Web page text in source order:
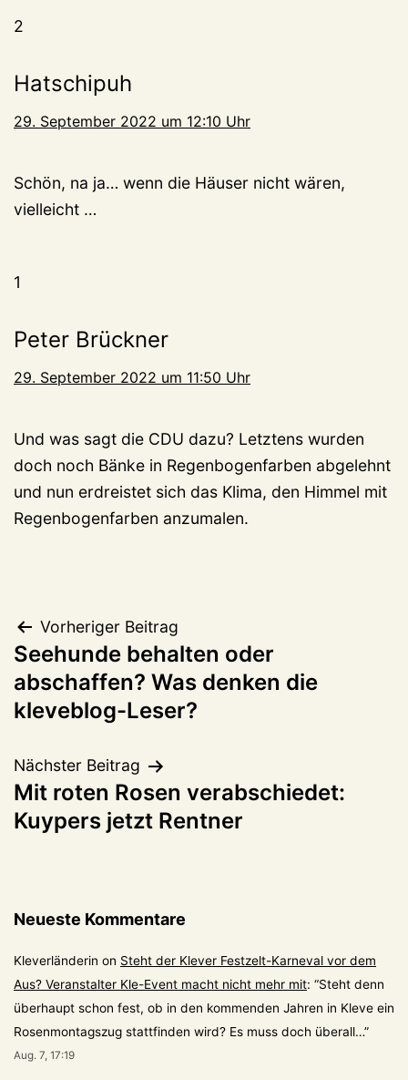
2
Hatschipuh
29. September 2022 um 12:10 Uhr
Schön, na ja… wenn die Häuser nicht wären,
vielleicht …
1
Peter Brückner
29. September 2022 um 11:50 Uhr
Und was sagt die CDU dazu? Letztens wurden
doch noch Bänke in Regenbogenfarben abgelehnt
und nun erdreistet sich das Klima, den Himmel mit
Regenbogenfarben anzumalen.
Beitragsnavigation
Vorheriger Beitrag
Seehunde behalten oder
abschaffen? Was denken die
kleveblog-Leser?
Nächster Beitrag
Mit roten Rosen verabschiedet:
Kuypers jetzt Rentner
Neueste Kommentare
Kleverländerin on Steht der Klever Festzelt-Karneval vor dem
Aus? Veranstalter Kle-Event macht nicht mehr mit: “Steht denn
überhaupt schon fest, ob in den kommenden Jahren in Kleve ein
Rosenmontagszug stattfinden wird? Es muss doch überall…”
Aug. 7, 17:19